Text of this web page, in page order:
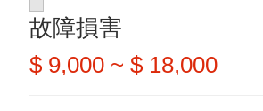
故障損害
$ 9,000 ~ $ 18,000